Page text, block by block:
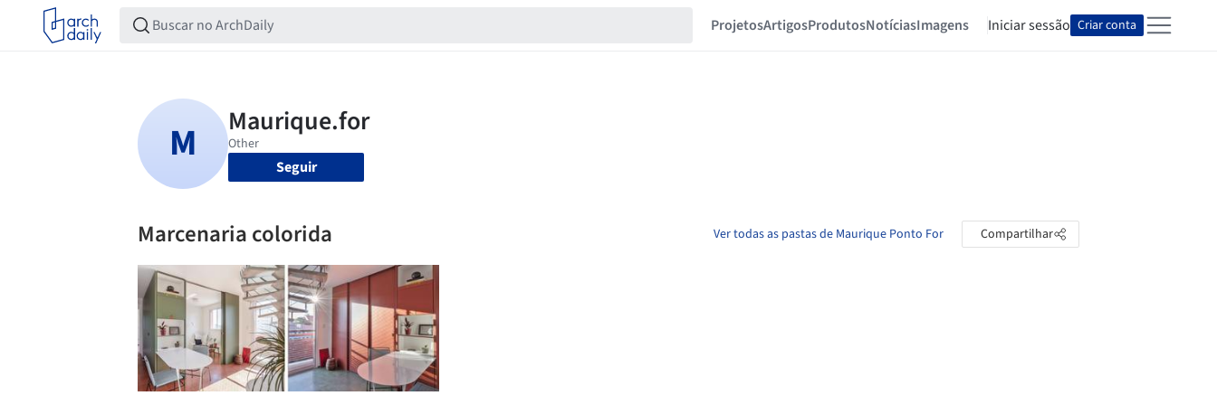
ProjetosArtigosProdutosNotíciasImagens Iniciar sessão Criar conta
Seguir
Marcenaria colorida Ver todas as pastas de Maurique Ponto For Compartilhar